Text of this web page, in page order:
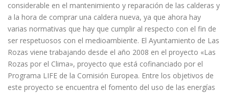
considerable en el mantenimiento y reparación de las calderas y
a la hora de comprar una caldera nueva, ya que ahora hay
varias normativas que hay que cumplir al respecto con el fin de
ser respetuosos con el medioambiente. El Ayuntamiento de Las
Rozas viene trabajando desde el año 2008 en el proyecto «Las
Rozas por el Clima», proyecto que está cofinanciado por el
Programa LIFE de la Comisión Europea. Entre los objetivos de
este proyecto se encuentra el fomento del uso de las energías